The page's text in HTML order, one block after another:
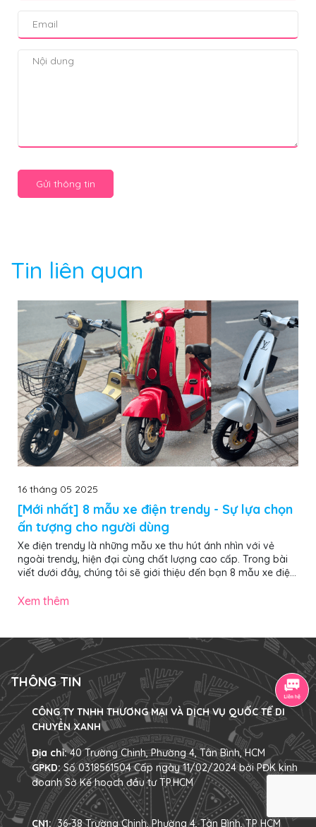
Gửi thông tin
Tin liên quan
16 tháng 05 2025
[Mới nhất] 8 mẫu xe điện trendy - Sự lựa chọn
ấn tượng cho người dùng
Xe điện trendy là những mẫu xe thu hút ánh nhìn với vẻ
ngoài trendy, hiện đại cùng chất lượng cao cấp. Trong bài
viết dưới đây, chúng tôi sẽ giới thiệu đến bạn 8 mẫu xe điện
chọn được chiếc “chiến mã” ưng ý, nổi bật khi di chuyển trên
nhân 1. 4 mẫu xe đạp điện trendy ấn tượng nhất năm 2025
Dưới đây...
Xem thêm
THÔNG TIN
CÔNG TY TNHH THƯƠNG MẠI VÀ DỊCH VỤ QUỐC TẾ DI
CHUYỂN XANH
Địa chỉ:40 Trường Chinh, Phường 4, Tân Bình, HCM
GPKD:Số 0318561504 Cấp ngày 11/02/2024 bởi PĐK kinh
doanh Sở Kế hoạch đầu tư TP.HCM
CN1: 36-38 Trường Chinh, Phường 4, Tân Bình, TP HCM